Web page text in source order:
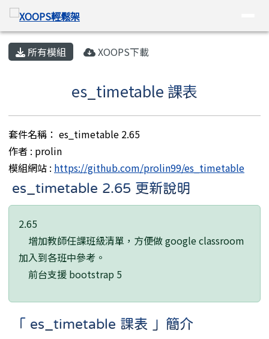
跳至主內容區
XOOPS輕鬆架
導覽列
主內容區域
所有模組 XOOPS下載
es_timetable 課表
套件名稱： es_timetable 2.65
作者 : prolin
模組網站 : https://github.com/prolin99/es_timetable
es_timetable 2.65 更新說明
2.65
增加教師任課班級清單，方便做 google classroom
加入到各班中參考。
前台支援 bootstrap 5
「 es_timetable 課表 」簡介
頁尾區域